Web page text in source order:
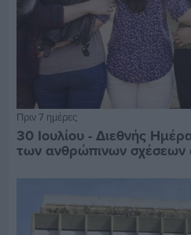
Πριν 7 ημέρες
30 Ιουλίου - Διεθνής
των ανθρώπινων σχέσεων